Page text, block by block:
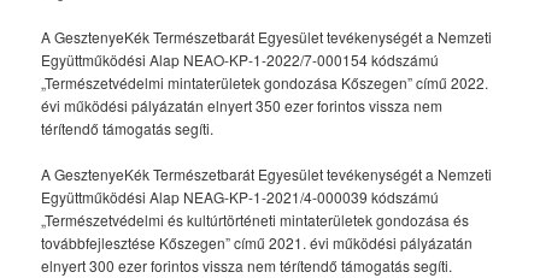
A GesztenyeKék Természetbarát Egyesület tevékenységét a Nemzeti
Együttműködési Alap NEAO-KP-1-2022/7-000154 kódszámú
„Természetvédelmi mintaterületek gondozása Kőszegen” című 2022.
évi működési pályázatán elnyert 350 ezer forintos vissza nem
térítendő támogatás segíti.
A GesztenyeKék Természetbarát Egyesület tevékenységét a Nemzeti
Együttműködési Alap NEAG-KP-1-2021/4-000039 kódszámú
„Természetvédelmi és kultúrtörténeti mintaterületek gondozása és
továbbfejlesztése Kőszegen” című 2021. évi működési pályázatán
elnyert 300 ezer forintos vissza nem térítendő támogatás segíti.